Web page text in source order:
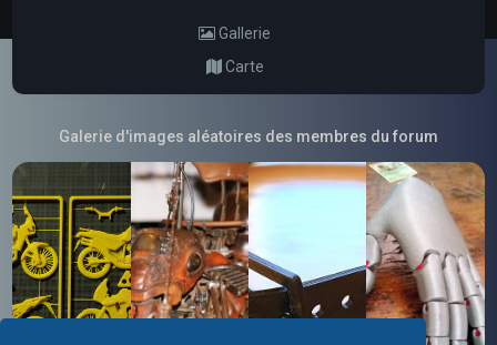
Gallerie
Carte
Galerie d'images aléatoires des membres du forum